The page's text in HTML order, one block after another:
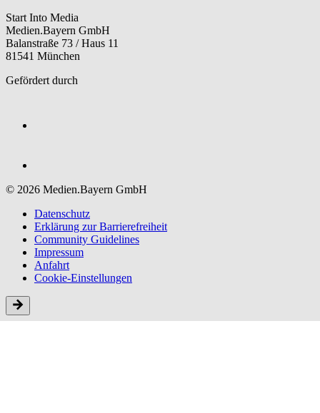
Start Into Media
Medien.Bayern GmbH
Balanstraße 73 / Haus 11
81541 München
Gefördert durch
© 2026 Medien.Bayern GmbH
Datenschutz
Erklärung zur Barriere­freiheit
Community Guidelines
Impressum
Anfahrt
Cookie-Einstellungen